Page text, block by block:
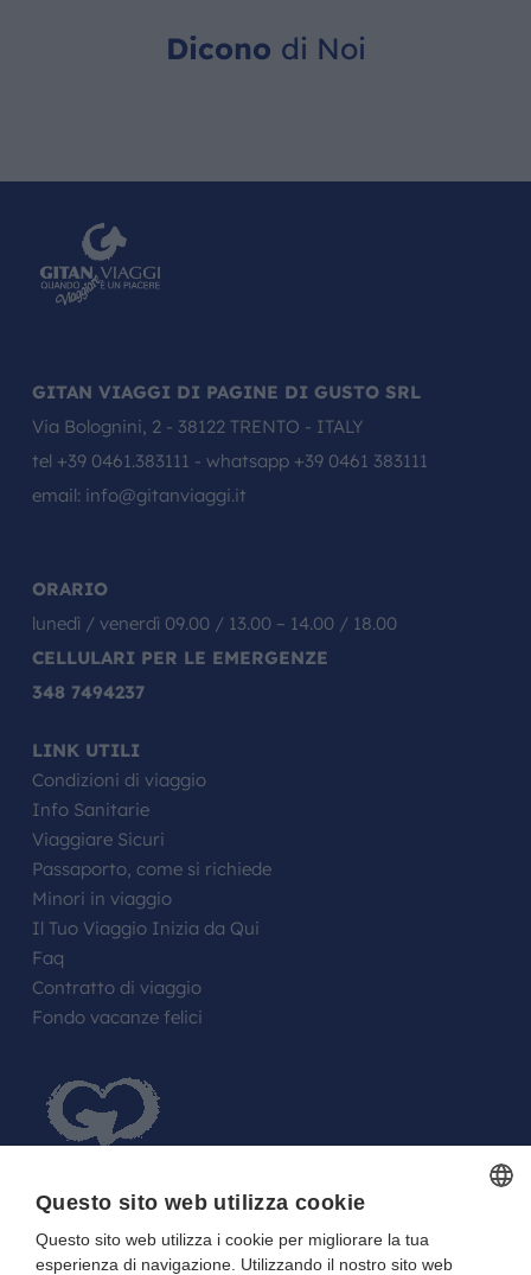
Dicono di Noi
GITAN VIAGGI DI PAGINE DI GUSTO SRL
Via Bolognini, 2 - 38122 TRENTO - ITALY
tel +39 0461.383111 - whatsapp +39 0461 383111
email: info@gitanviaggi.it
ORARIO
lunedì / venerdì 09.00 / 13.00 – 14.00 / 18.00
CELLULARI PER LE EMERGENZE
348 7494237
LINK UTILI
Condizioni di viaggio
Info Sanitarie
Viaggiare Sicuri
Passaporto, come si richiede
Minori in viaggio
Il Tuo Viaggio Inizia da Qui
Faq
Contratto di viaggio
Fondo vacanze felici
FARE UN REGALO AGLI SPOSI O A UN
Questo sito web utilizza cookie
Questo sito web utilizza i cookie per migliorare la tua
esperienza di navigazione. Utilizzando il nostro sito web